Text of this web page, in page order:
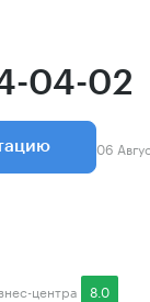
04-02
06
центра 8.0